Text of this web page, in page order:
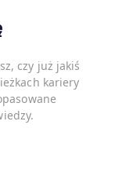
czy już jakiś
kariery